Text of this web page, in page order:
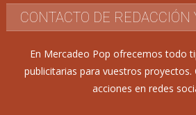
CONTACTO DE
En Mercadeo Pop ofrecemos todo
publicitarias para vuestros proyectos.
acciones en redes